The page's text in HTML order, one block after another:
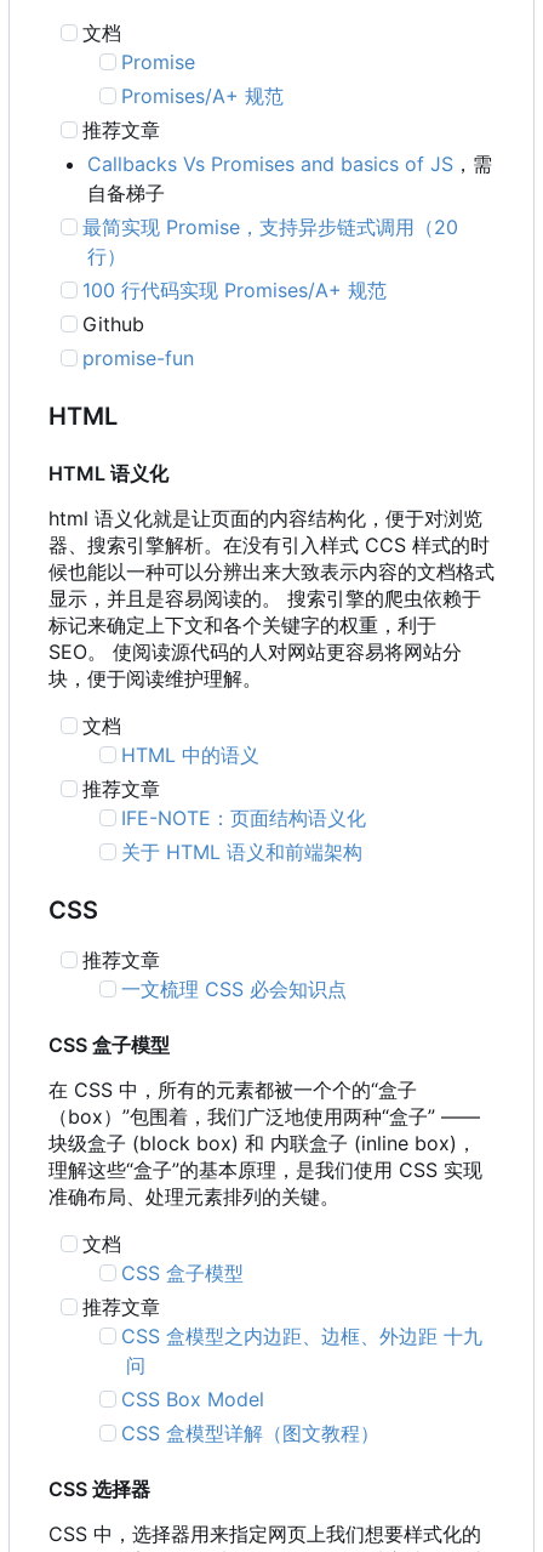
文档
Promise
Promises/A+ 规范
推荐文章
Callbacks Vs Promises and basics of JS ，需
自备梯子
最简实现 Promise ，支持异步链式调用 （20
行）
100 行代码实现 Promises/A+ 规范
Github
promise-fun
HTML
HTML 语义化
html 语义化就是让页面的内容结构化，便于对浏览
器、搜索引擎解析。在没有引入样式 CCS 样式的时
候也能以一种可以分辨出来大致表示内容的文档格式
显示，并且是容易阅读的。 搜索引擎的爬虫依赖于
标记来确定上下文和各个关键字的权重，利于
SEO。 使阅读源代码的人对网站更容易将网站分
块，便于阅读维护理解。
文档
HTML 中的语义
推荐文章
IFE-NOTE ：页面结构语义化
关于 HTML 语义和前端架构
CSS
推荐文章
一文梳理 CSS 必会知识点
CSS 盒子模型
在 CSS 中 ， 所有的元素都被一个个的“盒子
（box） ”包围着 ， 我们广泛地使用两种“盒子” ——
块级盒子 (block box) 和 内联盒子 (inline box)，
理解这些“盒子”的基本原理，是我们使用 CSS 实现
准确布局、处理元素排列的关键。
文档
CSS 盒子模型
推荐文章
CSS 盒模型之内边距、边框、外边距 十九
问
CSS Box Model
CSS 盒模型详解（图文教程）
CSS 选择器
CSS 中，选择器用来指定网页上我们想要样式化的